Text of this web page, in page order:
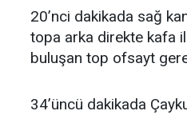
20’nci dakikada sağ
topa arka direkte kafa
buluşan top ofsayt
34’üncü dakikada